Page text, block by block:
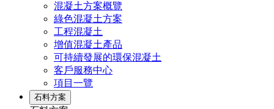
混凝土方案概覽
綠色混凝土方案
工程混凝土
增值混凝土產品
可持續發展的環保混凝土
客戶服務中心
項目一覽
石料方案